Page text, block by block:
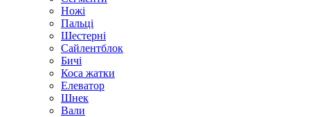
Ножі
Пальці
Шестерні
Сайлентблок
Бичі
Коса жатки
Елеватор
Шнек
Вали